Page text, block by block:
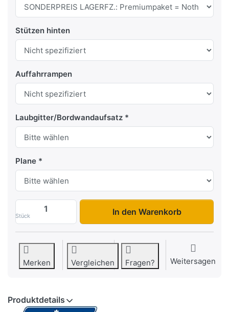
Stützen hinten
Auffahrrampen
Laubgitter/Bordwandaufsatz
Plane
Stück
3519 TB 3S-Kipper zu 8.695,00 €,
In den Warenkorb
Merken Vergleichen Fragen? Weitersagen
Produktdetails